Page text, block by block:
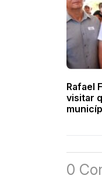
Rafael
visitar
0